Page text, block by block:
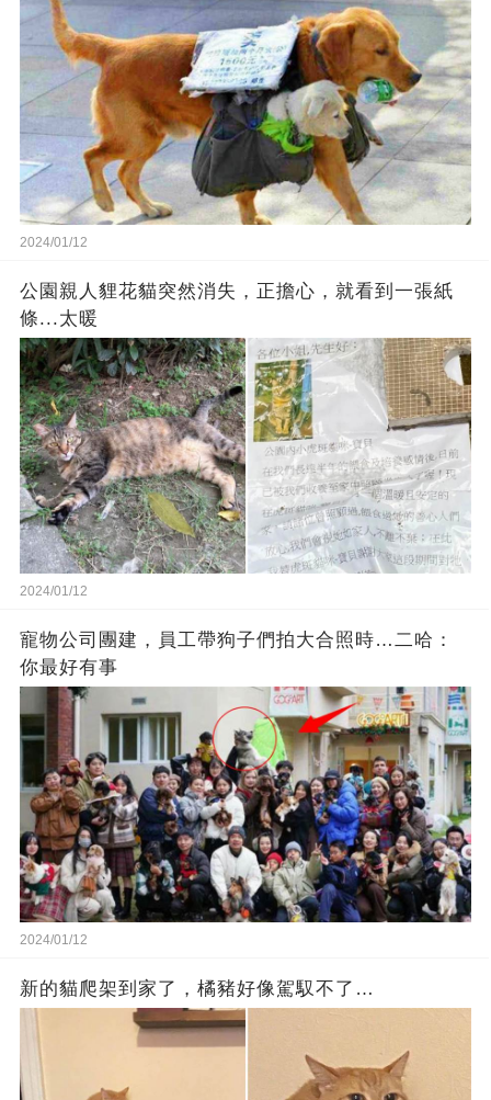
2024/01/12
公園親人貍花貓突然消失，正擔心，就看到一張紙
條...太暖
2024/01/12
寵物公司團建，員工帶狗子們拍大合照時…二哈：
你最好有事
2024/01/12
新的貓爬架到家了，橘豬好像駕馭不了…